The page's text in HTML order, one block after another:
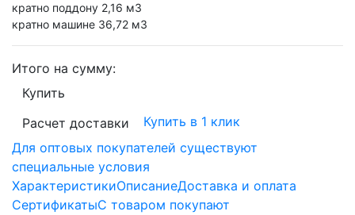
кратно поддону 2,16 м3
кратно машине 36,72 м3
Итого на сумму:
Купить
Расчет доставки
Купить в 1 клик
Для оптовых покупателей существуют
специальные условия
ХарактеристикиОписаниеДоставка и оплата
СертификатыС товаром покупают